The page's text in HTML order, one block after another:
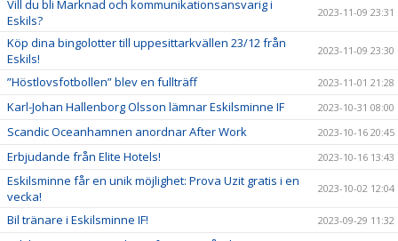
Vill du bli Marknad och kommunikationsansvarig i
Eskils?
2023-11-09 23:31
Köp dina bingolotter till uppesittarkvällen 23/12 från
Eskils!
2023-11-09 23:30
”Höstlovsfotbollen” blev en fullträff 2023-11-01 21:28
Karl-Johan Hallenborg Olsson lämnar Eskilsminne IF 2023-10-31 08:00
Scandic Oceanhamnen anordnar After Work 2023-10-16 20:45
Erbjudande från Elite Hotels! 2023-10-16 13:43
Eskilsminne får en unik möjlighet: Prova Uzit gratis i en
vecka!
2023-10-02 12:04
Bil tränare i Eskilsminne IF! 2023-09-29 11:32